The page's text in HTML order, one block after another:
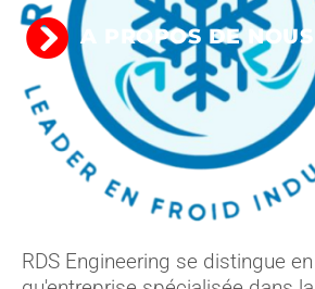
A PROPOS DE NOUS
RDS Engineering se distingue